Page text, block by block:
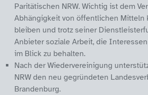
Paritätischen NRW. Wichtig ist dem
Abhängigkeit von öffentlichen Mitteln
bleiben und trotz seiner
Anbieter soziale Arbeit, die
im Blick zu behalten.
Nach der Wiedervereinigung
NRW den neu gegründeten
Brandenburg.